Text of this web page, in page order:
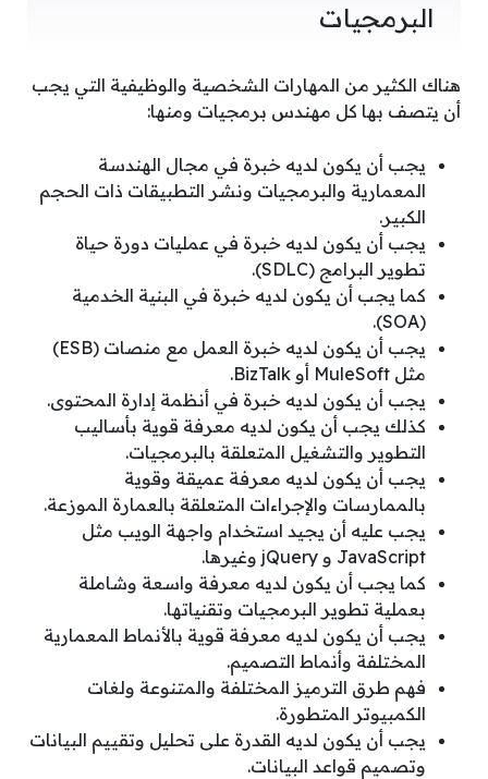
البرمجيات
هناك الكثير من المهارات الشخصية والوظيفية التي يجب
أن يتصف بها كل مهندس برمجيات ومنها:
يجب أن يكون لديه خبرة في مجال الهندسة
المعمارية والبرمجيات ونشر التطبيقات ذات الحجم
الكبير.
يجب أن يكون لديه خبرة في عمليات دورة حياة
تطوير البرامج (SDLC).
كما يجب أن يكون لديه خبرة في البنية الخدمية
(SOA).
يجب أن يكون لديه خبرة العمل مع منصات (ESB)
مثل MuleSoft أو BizTalk.
يجب أن يكون لديه خبرة في أنظمة إدارة المحتوى.
كذلك يجب أن يكون لديه معرفة قوية بأساليب
التطوير والتشغيل المتعلقة بالبرمجيات.
يجب أن يكون لديه معرفة عميقة وقوية
بالممارسات والإجراءات المتعلقة بالعمارة الموزعة.
يجب عليه أن يجيد استخدام واجهة الويب مثل
JavaScript و jQuery وغيرها.
كما يجب أن يكون لديه معرفة واسعة وشاملة
بعملية تطوير البرمجيات وتقنياتها.
يجب أن يكون لديه معرفة قوية بالأنماط المعمارية
المختلفة وأنماط التصميم.
فهم طرق الترميز المختلفة والمتنوعة ولغات
الكمبيوتر المتطورة.
يجب أن يكون لديه القدرة على تحليل وتقييم البيانات
وتصميم قواعد البيانات.